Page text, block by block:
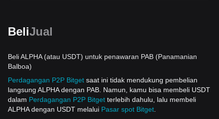
BeliJual
Beli ALPHA (atau USDT) untuk penawaran PAB (Panamanian
Balboa)
Perdagangan P2P Bitget saat ini tidak mendukung pembelian
langsung ALPHA dengan PAB. Namun, kamu bisa membeli USDT
dalam Perdagangan P2P Bitget terlebih dahulu, lalu membeli
ALPHA dengan USDT melalui Pasar spot Bitget